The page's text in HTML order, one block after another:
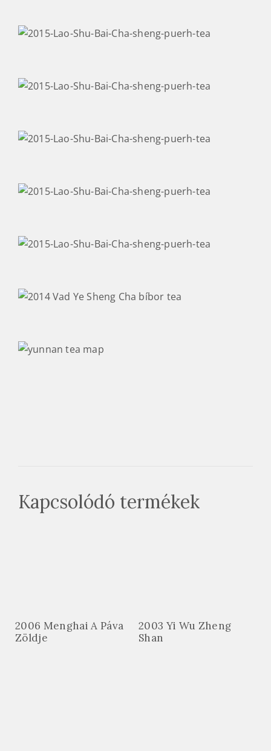
Kapcsolódó termékek
2006 Menghai A Páva
Zöldje
2003 Yi Wu Zheng
Shan